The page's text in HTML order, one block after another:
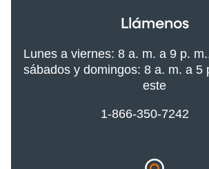
Llámenos
Lunes a viernes: 8 a. m. a 9 p.
sábados y domingos: 8 a. m. a 5
este
1-866-350-7242